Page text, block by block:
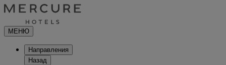
МЕНЮ
Направления
Назад